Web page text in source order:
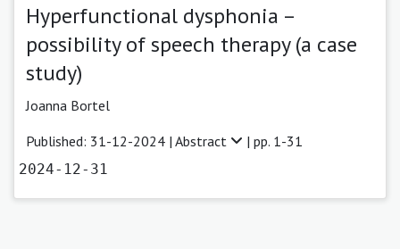
Hyperfunctional dysphonia –
possibility of speech therapy (a case
study)
Joanna Bortel
Published: 31-12-2024 | Abstract | pp. 1-31
2024-12-31